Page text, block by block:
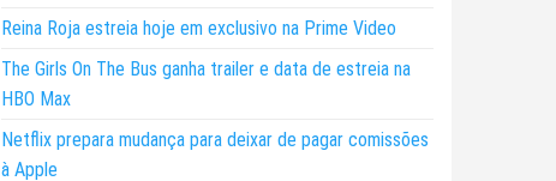
Reina Roja estreia hoje em exclusivo na Prime Video
The Girls On The Bus ganha trailer e data de estreia na
HBO Max
Netflix prepara mudança para deixar de pagar comissões
à Apple